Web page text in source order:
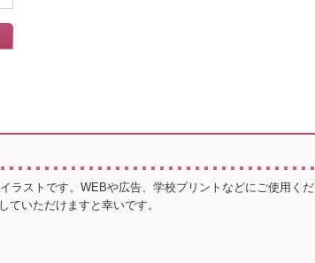
ラストです。WEBや広告、学校プリントなどにご使用くだ
ていただけますと幸いです。